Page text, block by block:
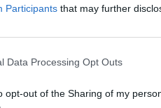
Participants that may further
Data Processing Opt Outs
opt-out of the Sharing of my
οι επιπτώσεις
στην παραγωγή ανά
εύκολα συµπέρασµα
παραγωγή